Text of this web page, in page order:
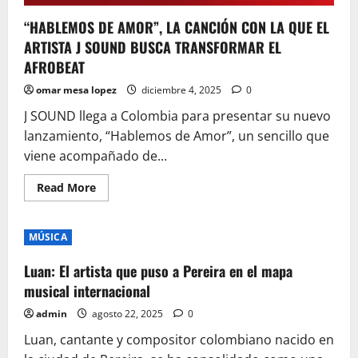
“HABLEMOS DE AMOR”, LA CANCIÓN CON LA QUE EL
ARTISTA J SOUND BUSCA TRANSFORMAR EL
AFROBEAT
omar mesa lopez diciembre 4, 2025 0
J SOUND llega a Colombia para presentar su nuevo
lanzamiento, “Hablemos de Amor”, un sencillo que
viene acompañado de...
Read MoreRead
more
CANCIÓN
CON
LA
QUE
EL
ARTISTA
SOUND
BUSCA
MÚSICA
Luan: El artista que puso a Pereira en el mapa
musical internacional
admin agosto 22, 2025 0
Luan, cantante y compositor colombiano nacido en